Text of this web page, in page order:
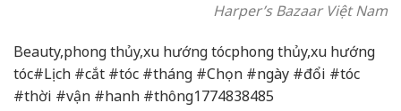
Harper’s Bazaar Việt Nam
Beauty,phong thủy,xu hướng tócphong thủy,xu hướng
tóc#Lịch #cắt #tóc #tháng #Chọn #ngày #đổi #tóc
#thời #vận #hanh #thông1774838485